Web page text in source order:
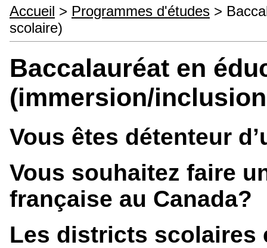
Accueil > Programmes d'études >
scolaire)
Baccalauréat en
(immersion/
Vous êtes détenteur
Vous souhaitez faire
française au Canada?
Les districts scolaires